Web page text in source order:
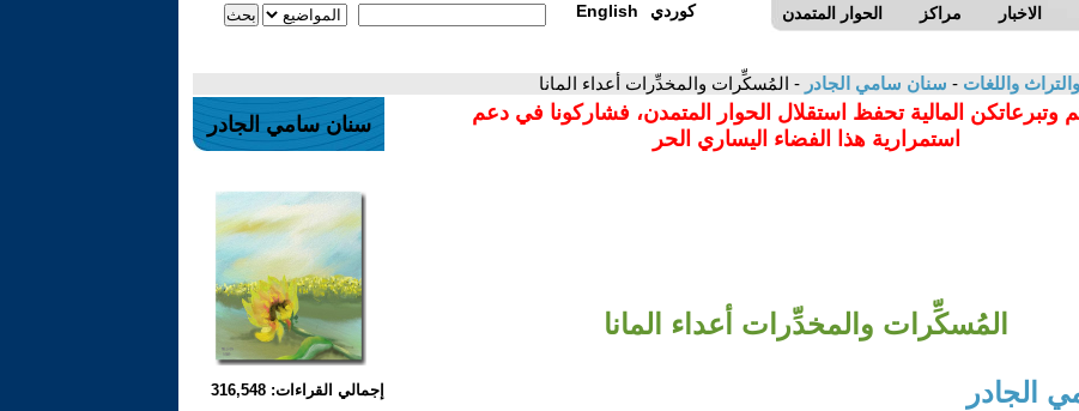
الحوار المتمدن مراكز الاخبار English كوردي
واللغات - سنان سامي الجادر - المُسكِّرات والمخدِّرات أعداء المانا
وتبرعاتكن المالية تحفظ استقلال الحوار المتمدن، فشاركونا في دعم
استمرارية هذا الفضاء اليساري الحر
المُسكِّرات والمخدِّرات أعداء المانا
الجادر
سنان سامي الجادر
إجمالي القراءات: 316,548